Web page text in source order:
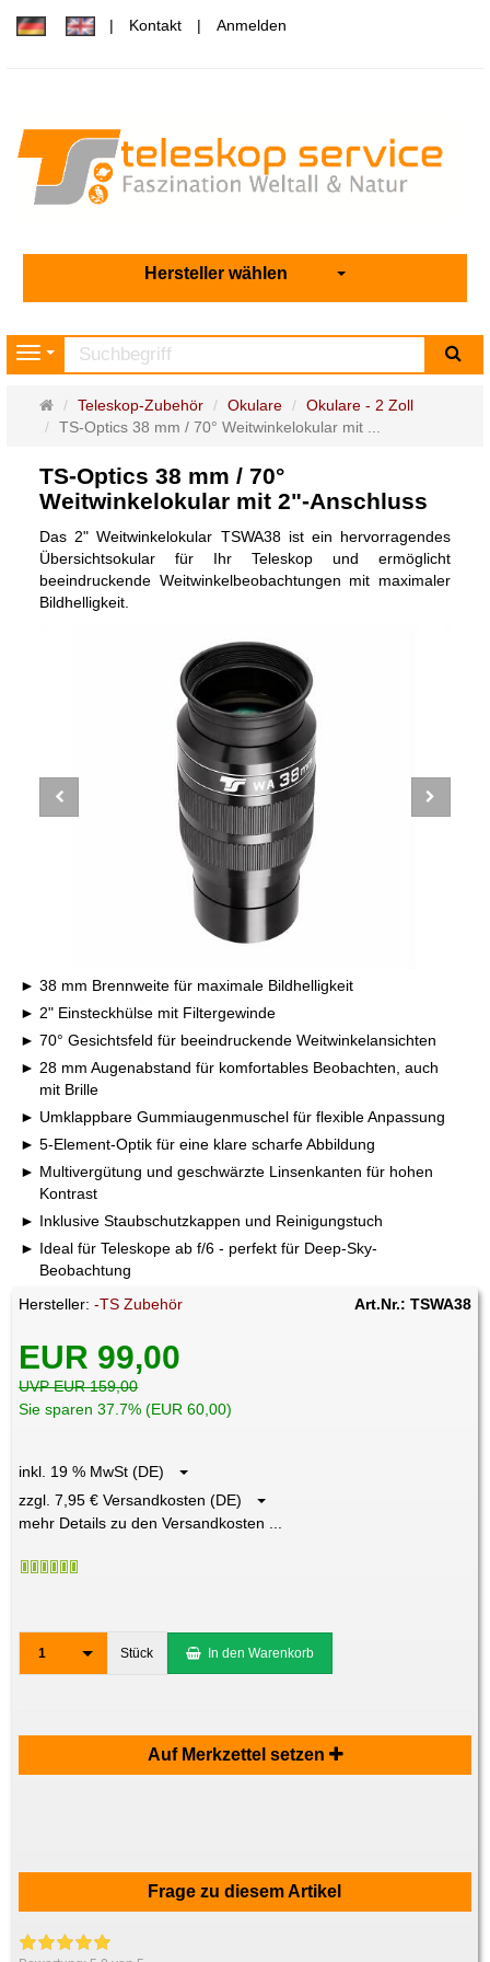
Kontakt Anmelden
Hersteller wählen
Navigation
Startseite
Teleskop-Zubehör Okulare
Okulare - 2 Zoll
TS-Optics 38 mm / 70° Weitwinkelokular mit ...
TS-Optics 38 mm / 70°
Weitwinkelokular mit 2"-Anschluss
Das 2" Weitwinkelokular TSWA38 ist ein hervorragendes
Übersichtsokular für Ihr Teleskop und ermöglicht
beeindruckende Weitwinkelbeobachtungen mit maximaler
Bildhelligkeit.
38 mm Brennweite für maximale Bildhelligkeit
2" Einsteckhülse mit Filtergewinde
70° Gesichtsfeld für beeindruckende Weitwinkelansichten
28 mm Augenabstand für komfortables Beobachten, auch
mit Brille
Umklappbare Gummiaugenmuschel für flexible Anpassung
5-Element-Optik für eine klare scharfe Abbildung
Multivergütung und geschwärzte Linsenkanten für hohen
Kontrast
Inklusive Staubschutzkappen und Reinigungstuch
Ideal für Teleskope ab f/6 - perfekt für Deep-Sky-
Beobachtung
Hersteller:-TS Zubehör Art.Nr.: TSWA38
EUR 99,00
UVP EUR 159,00
Sie sparen 37.7% (EUR 60,00)
inkl. 19 % MwSt (DE)
zzgl. 7,95 € Versandkosten (DE)
mehr Details zu den Versandkosten ...
1 Stück In den Warenkorb
Auf Merkzettel setzen
Frage zu diesem Artikel